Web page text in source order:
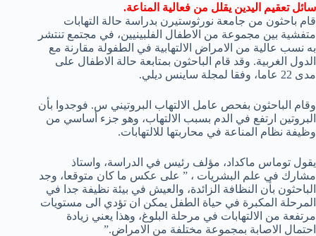
سائل تعقيم اليدين يقلل من فعالية المناعة.
قام باحثون من جامعة نورثوستيرن بدراسة حالة التهابات
متفشية بين مجموعة من الاطفال الفلبينيين، في مجتمع تنتشر
به نسب عالية من الامراض الالتهابية في الطفولة مقارنة مع
الدول الغربية. وقد قام الباحثون بمتابعة حالة الاطفال على
مدى 22 عاما، وفقا لمجلة ساينس ديلي.
وقام الباحثون بفحص عامل الالتهاب البروتيني س. فوجدوا بأن
البروتين ارتفع في الدم بسبب الالتهاب، وهو جزء أساسي من
وظيفة نظام المناعة في محاربتها للالتهابات.
يقول توماس ماكداد، مؤلف رئيس في الدراسة، واستاذ
مشارك في علم البشريات ، ” على عكس ما كان متوقعا، وجد
الباحثون بأن النظافة الزائدة، والعيش في بيئة نظيفة جدا في
المرحلة المكبرة في حياة الطفل يمكن ان تؤدي الى مستويات
مرتفعة من الالتهابات في مرحلة البلوغ، وهذا يعني زيادة
احتمال الاصابة بمجموعة مختلفة من الامراض.”